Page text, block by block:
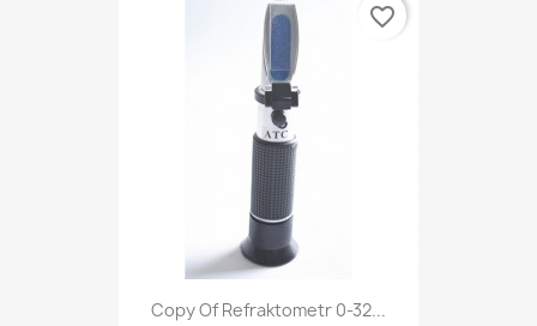
Copy Of Refraktometr 0-32...
favorite_border